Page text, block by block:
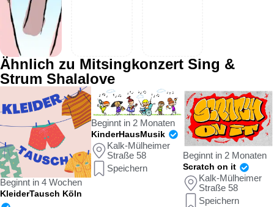
Ähnlich zu Mitsingkonzert Sing &
Strum Shalalove
Beginnt in 4 Wochen
KleiderTausch Köln
Beginnt in 2 Monaten
KinderHausMusik
Kalk-Mülheimer
Straße 58
Speichern
Beginnt in 2 Monaten
Scratch on it
Kalk-Mülheimer
Straße 58
Speichern